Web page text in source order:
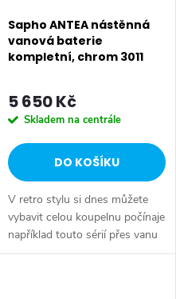
Sapho ANTEA nástěnná
vanová baterie
kompletní, chrom 3011
5 650 Kč
Skladem na centrále
DO KOŠÍKU
V retro stylu si dnes můžete
vybavit celou koupelnu počínaje
například touto sérií přes vanu
Retro, doplňky Diamond až po